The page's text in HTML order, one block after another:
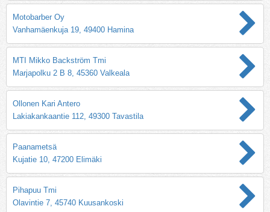
Motobarber Oy
Vanhamäenkuja 19, 49400 Hamina
MTI Mikko Backström Tmi
Marjapolku 2 B 8, 45360 Valkeala
Ollonen Kari Antero
Lakiakankaantie 112, 49300 Tavastila
Paanametsä
Kujatie 10, 47200 Elimäki
Pihapuu Tmi
Olavintie 7, 45740 Kuusankoski